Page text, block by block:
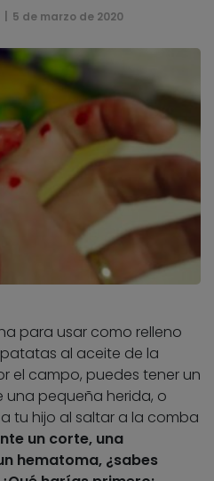
5 de marzo de 2020
para usar como relleno
al aceite de la
el campo, puedes tener un
pequeña herida, o
tu hijo al saltar a la comba
un corte, una
hematoma, ¿sabes